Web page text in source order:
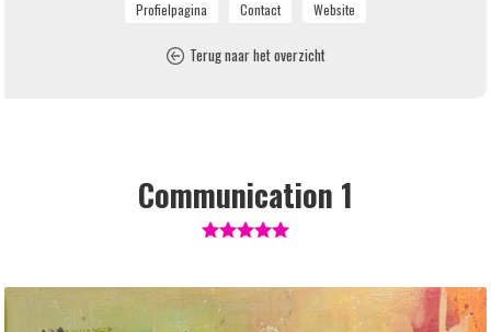
Terug naar het overzicht
Communication 1